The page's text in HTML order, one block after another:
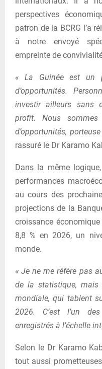
perspectives
patron de la BCRG l’a
à notre envoyé
empreinte de
« La Guinée est un
d’opportunités.
investir ailleurs sans
profit. Nous sommes
d’opportunités,
rassuré le Dr Karamo
Dans la même
performances
au cours des
projections de la
croissance
8,8 % en 2026, un
monde.
« Je ne me réfère pas
de la statistique,
mondiale, qui tablent
2026. C’est l’un
enregistrés à l’échelle
Selon le Dr Karamo
tout aussi